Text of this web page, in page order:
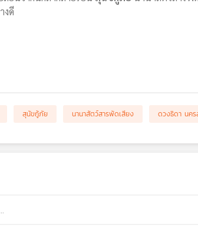
งดี
สุนัขกู้ภัย นานาสัตว์สารพัดเสียง ดวงธิดา นค